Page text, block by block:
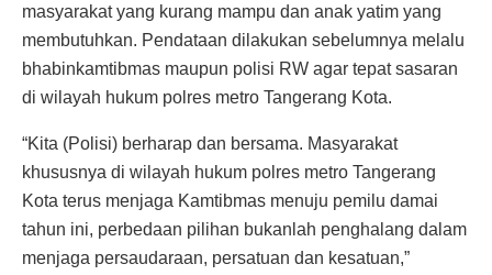
masyarakat yang kurang mampu dan anak yatim yang
membutuhkan. Pendataan dilakukan sebelumnya melalu
bhabinkamtibmas maupun polisi RW agar tepat sasaran
di wilayah hukum polres metro Tangerang Kota.
“Kita (Polisi) berharap dan bersama. Masyarakat
khususnya di wilayah hukum polres metro Tangerang
Kota terus menjaga Kamtibmas menuju pemilu damai
tahun ini, perbedaan pilihan bukanlah penghalang dalam
menjaga persaudaraan, persatuan dan kesatuan,”